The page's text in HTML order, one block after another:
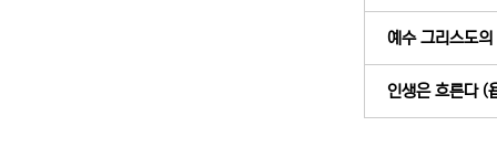
예수 그리스도
인생은 흐른다 (